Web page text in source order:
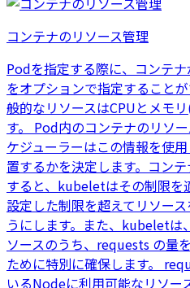
コンテナのリソース管理
Podを指定する際に、コンテ
をオプションで指定すること
般的なリソースはCPUとメモ
す。 Pod内のコンテナのリソ
ケジューラーはこの情報を使
置するかを決定します。コン
すると、kubeletはその制限を
設定した制限を超えてリソー
うにします。また、kubeletは
ソースのうち、requests の量
ために特別に確保します。
いるNodeに利用可能なリソー